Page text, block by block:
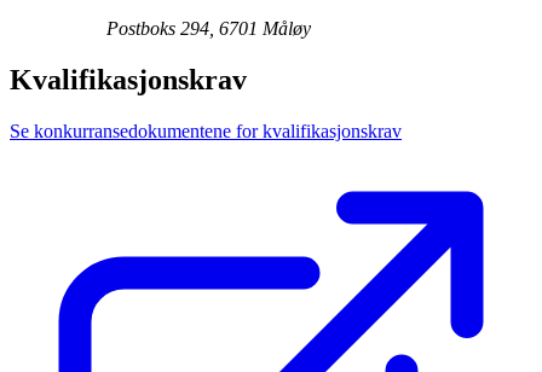
Postboks 294, 6701 Måløy
Kvalifikasjonskrav
Se konkurransedokumentene for kvalifikasjonskrav